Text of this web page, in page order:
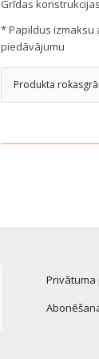
Grīdas
* Papildus izmaksu
piedāvājumu
Produkta
Privātuma